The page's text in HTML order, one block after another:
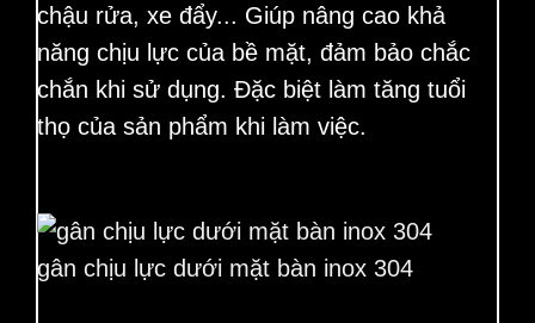
chậu rửa, xe đẩy... Giúp nâng cao khả
năng chịu lực của bề mặt, đảm bảo chắc
chắn khi sử dụng. Đặc biệt làm tăng tuổi
thọ của sản phẩm khi làm việc.
gân chịu lực dưới mặt bàn inox 304